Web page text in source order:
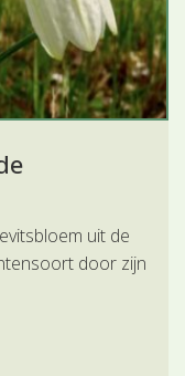
uit de
door zijn